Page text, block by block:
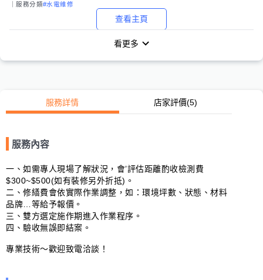
｜服務分類#水電維修
查看主頁
看更多
服務詳情 店家評價(5)
服務內容
一、如需專人現場了解狀況，會’評估距離酌收檢測費
$300~$500(如有裝修另外折抵)。
二、修繕費會依實際作業調整，如：環境坪數、狀態、材料
品牌…等給予報價。
三、雙方選定施作期進入作業程序。
四、驗收無誤即結案。
專業技術～歡迎致電洽談！